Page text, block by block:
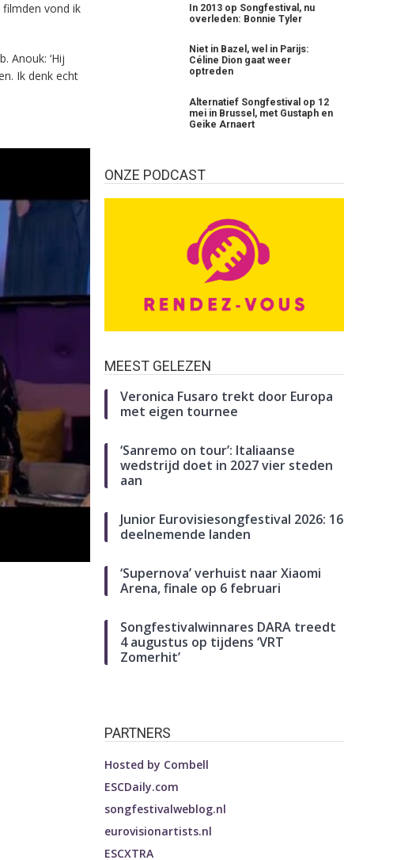
vond ik
Anouk: ‘Hij
Ik denk echt
In 2013 op Songfestival, nu
overleden: Bonnie Tyler
Niet in Bazel, wel in Parijs:
Céline Dion gaat weer
optreden
Alternatief Songfestival op 12
mei in Brussel, met Gustaph en
Geike Arnaert
ONZE PODCAST
MEEST GELEZEN
Veronica Fusaro trekt door Europa
met eigen tournee
‘Sanremo on tour’: Italiaanse
wedstrijd doet in 2027 vier steden
aan
Junior Eurovisiesongfestival 2026: 16
deelnemende landen
‘Supernova’ verhuist naar Xiaomi
Arena, finale op 6 februari
Songfestivalwinnares DARA treedt
4 augustus op tijdens ‘VRT
Zomerhit’
PARTNERS
Hosted by Combell
ESCDaily.com
songfestivalweblog.nl
eurovisionartists.nl
ESCXTRA